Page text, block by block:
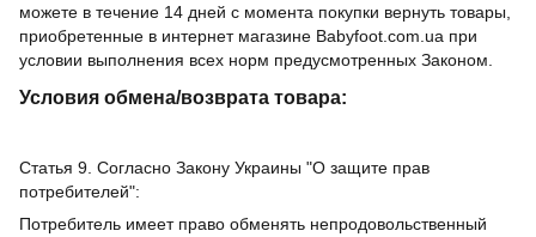
можете в течение 14 дней с момента покупки вернуть товары,
приобретенные в интернет магазине Babyfoot.com.ua при
условии выполнения всех норм предусмотренных Законом.
Условия обмена/возврата товара:
Статья 9. Согласно Закону Украины "О защите прав
потребителей":
Потребитель имеет право обменять непродовольственный